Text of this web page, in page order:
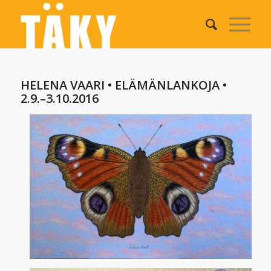
HELENA VAARI • ELÄMÄNLANKOJA •
2.9.–3.10.2016